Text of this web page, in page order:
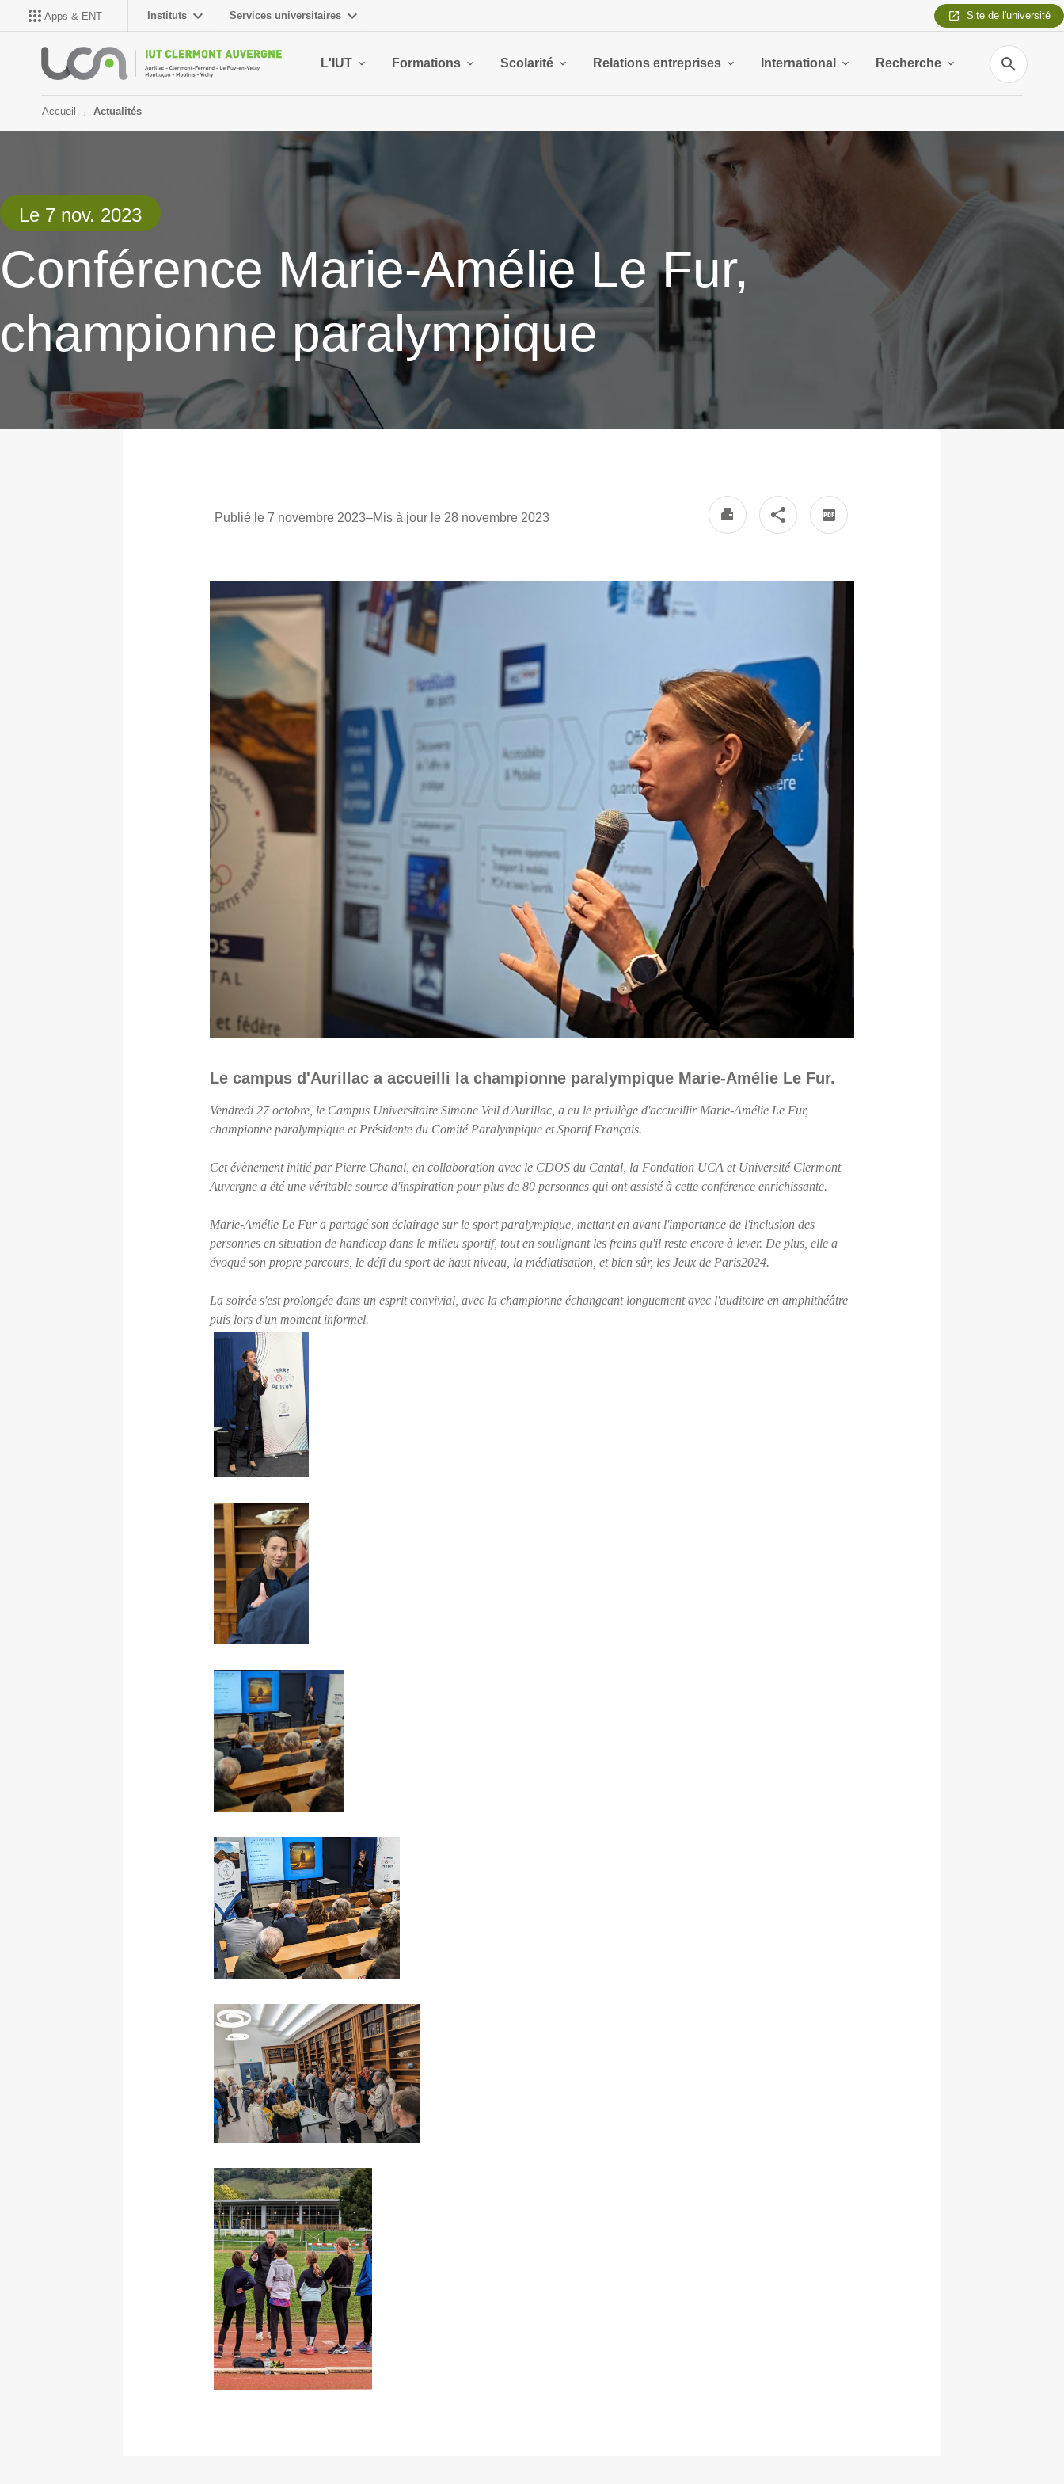
Apps & ENT Instituts Services universitaires Site de l'université
L'IUT Formations Scolarité Relations entreprises International Recherche
Recherche
Accueil Actualités
Le 7 nov. 2023
Conférence Marie-Amélie Le Fur,
championne paralympique
Publié le 7 novembre 2023–Mis à jour le 28 novembre 2023
Le campus d'Aurillac a accueilli la championne paralympique Marie-Amélie Le Fur.
Vendredi 27 octobre, le Campus Universitaire Simone Veil d'Aurillac, a eu le privilège d'accueillir Marie-Amélie Le Fur,
championne paralympique et Présidente du Comité Paralympique et Sportif Français.
Cet évènement initié par Pierre Chanal, en collaboration avec le CDOS du Cantal, la Fondation UCA et Université Clermont
Auvergne a été une véritable source d'inspiration pour plus de 80 personnes qui ont assisté à cette conférence enrichissante.
Marie-Amélie Le Fur a partagé son éclairage sur le sport paralympique, mettant en avant l'importance de l'inclusion des
personnes en situation de handicap dans le milieu sportif, tout en soulignant les freins qu'il reste encore à lever. De plus, elle a
évoqué son propre parcours, le défi du sport de haut niveau, la médiatisation, et bien sûr, les Jeux de Paris2024.
La soirée s'est prolongée dans un esprit convivial, avec la championne échangeant longuement avec l'auditoire en amphithéâtre
puis lors d'un moment informel.